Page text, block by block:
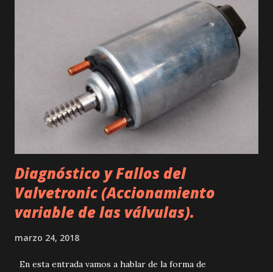
Diagnóstico y Fallos del
Valvetronic (Accionamiento
variable de las válvulas).
marzo 24, 2018
En esta entrada vamos a hablar de la forma de